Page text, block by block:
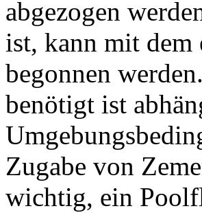
abgezogen
ist, kann mit dem
begonnen
benötigt ist
Zugabe von
wichtig, ein